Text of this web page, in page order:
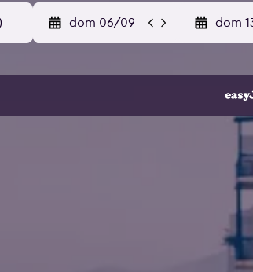
dom 06/09 dom